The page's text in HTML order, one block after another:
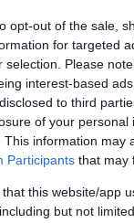
opt-out of the sale,
for targeted
selection. Please
interest-based
to third
of your personal
This information may
Participants that may
that this website/app
but not
båda sidor av
höger sida i
ur
skyltar sitter